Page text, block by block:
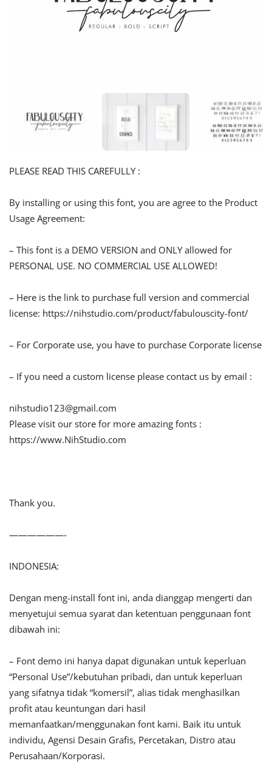
PLEASE READ THIS CAREFULLY :
By installing or using this font, you are agree to the Product
Usage Agreement:
– This font is a DEMO VERSION and ONLY allowed for
PERSONAL USE. NO COMMERCIAL USE ALLOWED!
– Here is the link to purchase full version and commercial
license: https://nihstudio.com/product/fabulouscity-font/
– For Corporate use, you have to purchase Corporate license
– If you need a custom license please contact us by email :
nihstudio123@gmail.com
Please visit our store for more amazing fonts :
https://www.NihStudio.com
Thank you.
——————-
INDONESIA:
Dengan meng-install font ini, anda dianggap mengerti dan
menyetujui semua syarat dan ketentuan penggunaan font
dibawah ini:
– Font demo ini hanya dapat digunakan untuk keperluan
“Personal Use”/kebutuhan pribadi, dan untuk keperluan
yang sifatnya tidak “komersil”, alias tidak menghasilkan
profit atau keuntungan dari hasil
memanfaatkan/menggunakan font kami. Baik itu untuk
individu, Agensi Desain Grafis, Percetakan, Distro atau
Perusahaan/Korporasi.